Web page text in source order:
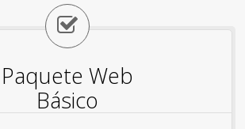
Paquete Web
Básico